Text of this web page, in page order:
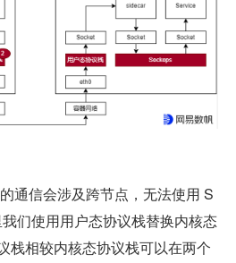
通信会涉及跨节点，无法使用 S
们使用用户态协议栈替换内核态
栈相较内核态协议栈可以在两个